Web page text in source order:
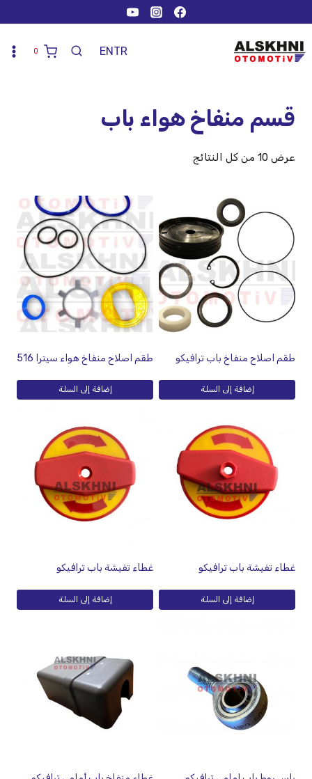
TR
EN
0
قسم منفاخ هواء باب
عرض ⁦10⁩ من كل النتائج
طقم اصلاح منفاخ باب ترافيكو
إضافة إلى السلة
طقم اصلاح منفاخ هواء سيترا 516
إضافة إلى السلة
غطاء تفيشة باب ترافيكو
إضافة إلى السلة
غطاء تفيشة باب ترافيكو
إضافة إلى السلة